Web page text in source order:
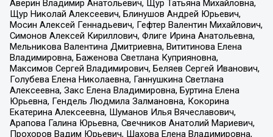
Аверин Владимир Анатольевич, Щур Татьяна Михайловна,
Щур Николай Алексеевич, Блинушов Андрей Юрьевич,
Мосин Алексей Геннадьевич, Гефтер Валентин Михайлович,
Симонов Алексей Кириллович, Флиге Ирина Анатольевна,
Мельникова Валентина Дмитриевна, Вититинова Елена
Владимировна, Баженова Светлана Куприяновна,
Максимов Сергей Владимирович, Беляев Сергей Иванович,
Голубева Елена Николаевна, Ганнушкина Светлана
Алексеевна, Закс Елена Владимировна, Буртина Елена
Юрьевна, Гендель Людмила Залмановна, Кокорина
Екатерина Алексеевна, Шуманов Илья Вячеславович,
Арапова Галина Юрьевна, Свечников Анатолий Мариевич,
Прохоров Вадим Юрьевич, Шахова Елена Владимировна,